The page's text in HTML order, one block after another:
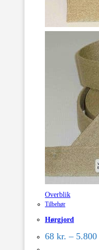
Overblik
Tilbehør
Hørgjord
68 kr. – 5.800